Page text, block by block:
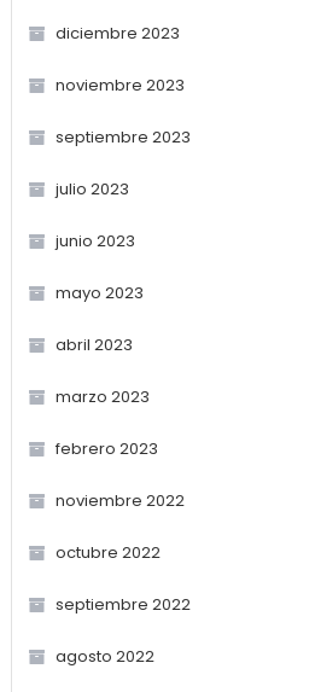
diciembre 2023
noviembre 2023
septiembre 2023
julio 2023
junio 2023
mayo 2023
abril 2023
marzo 2023
febrero 2023
noviembre 2022
octubre 2022
septiembre 2022
agosto 2022